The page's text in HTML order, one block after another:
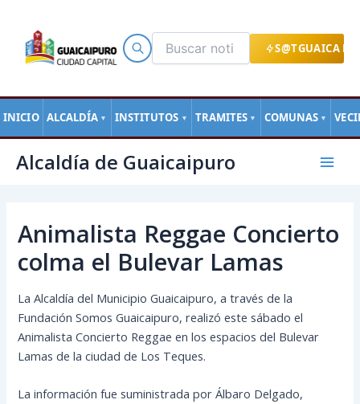
S@TGUAICA
INICIO ALCALDÍA ▼ INSTITUTOS ▼ TRAMITES ▼ COMUNAS ▼
contenido
Alcaldía de Guaicaipuro
Main
Animalista Reggae Concierto
colma el Bulevar Lamas
La Alcaldía del Municipio Guaicaipuro, a través de la
Fundación Somos Guaicaipuro, realizó este sábado el
Animalista Concierto Reggae en los espacios del Bulevar
Lamas de la ciudad de Los Teques.
La información fue suministrada por Álbaro Delgado,
de